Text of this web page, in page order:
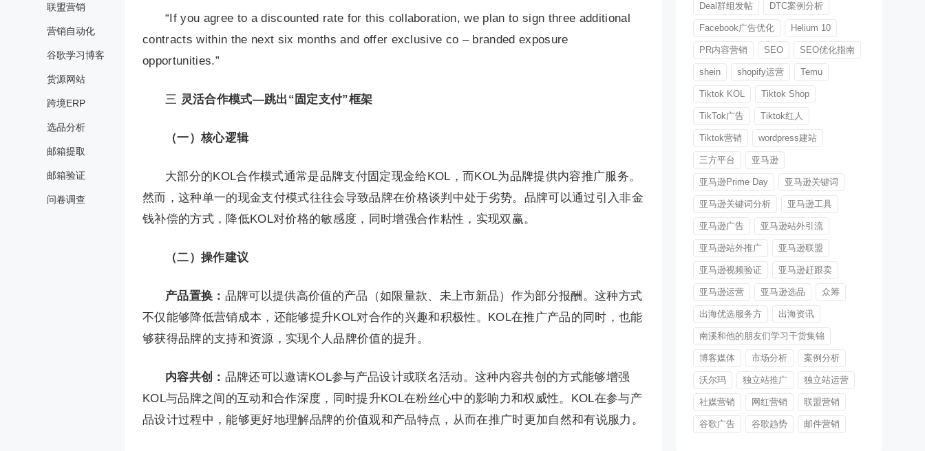
联盟营销
营销自动化
谷歌学习博客
货源网站
跨境ERP
选品分析
邮箱提取
邮箱验证
问卷调查
“If you agree to a discounted rate for this collaboration, we plan to sign three additional
contracts within the next six months and offer exclusive co – branded exposure
opportunities.”
三 灵活合作模式—跳出“固定支付”框架
（一）核心逻辑
大部分的KOL合作模式通常是品牌支付固定现金给KOL，而KOL为品牌提供内容推广服务。
然而，这种单一的现金支付模式往往会导致品牌在价格谈判中处于劣势。品牌可以通过引入非金
钱补偿的方式，降低KOL对价格的敏感度，同时增强合作粘性，实现双赢。
（二）操作建议
产品置换： 品牌可以提供高价值的产品（如限量款、未上市新品）作为部分报酬。这种方式
不仅能够降低营销成本，还能够提升KOL对合作的兴趣和积极性。KOL在推广产品的同时，也能
够获得品牌的支持和资源，实现个人品牌价值的提升。
内容共创： 品牌还可以邀请KOL参与产品设计或联名活动。这种内容共创的方式能够增强
KOL与品牌之间的互动和合作深度，同时提升KOL在粉丝心中的影响力和权威性。KOL在参与产
品设计过程中，能够更好地理解品牌的价值观和产品特点，从而在推广时更加自然和有说服力。
Deal群组发帖 DTC案例分析
Facebook广告优化 Helium 10
PR内容营销 SEO SEO优化指南
shein shopify运营 Temu
Tiktok KOL Tiktok Shop
TikTok广告 Tiktok红人
Tiktok营销 wordpress建站
三方平台 亚马逊
亚马逊Prime Day 亚马逊关键词
亚马逊关键词分析 亚马逊工具
亚马逊广告 亚马逊站外引流
亚马逊站外推广 亚马逊联盟
亚马逊视频验证 亚马逊赶跟卖
亚马逊运营 亚马逊选品 众筹
出海优选服务方 出海资讯
南溪和他的朋友们学习干货集锦
博客媒体 市场分析 案例分析
沃尔玛 独立站推广 独立站运营
社媒营销 网红营销 联盟营销
谷歌广告 谷歌趋势 邮件营销